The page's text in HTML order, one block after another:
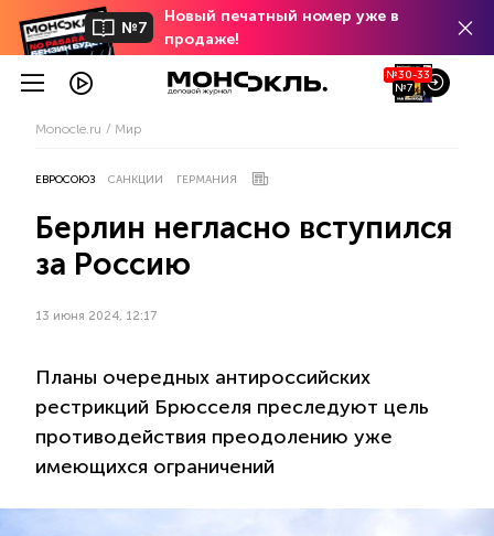
№7
Новый печатный номер уже в
продаже!
№30-33
№7
Monocle.ru Мир
ЕВРОСОЮЗ САНКЦИИ ГЕРМАНИЯ
Берлин негласно вступился
за Россию
13 июня 2024, 12:17
Планы очередных антироссийских
рестрикций Брюсселя преследуют цель
противодействия преодолению уже
имеющихся ограничений